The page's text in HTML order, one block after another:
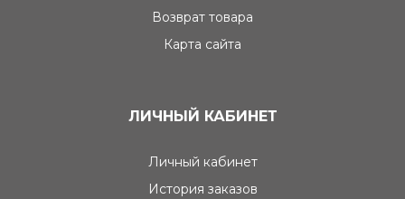
Возврат товара
Карта сайта
ЛИЧНЫЙ КАБИНЕТ
Личный кабинет
История заказов